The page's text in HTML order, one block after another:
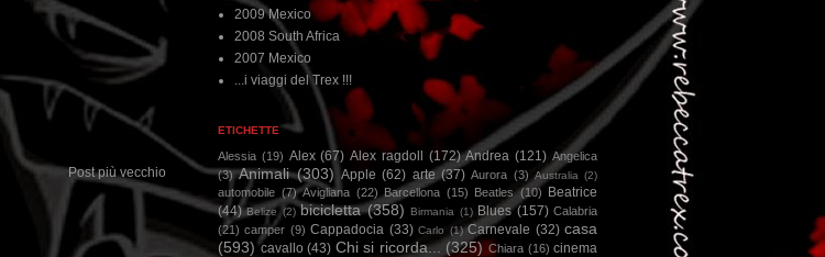
Post più vecchio
2009 Mexico
2008 South Africa
2007 Mexico
...i viaggi del Trex !!!
ETICHETTE
Alessia (19) Alex (67) Alex ragdoll (172) Andrea (121) Angelica
(3) Animali (303) Apple (62) arte (37) Aurora (3) Australia (2)
automobile (7) Avigliana (22) Barcellona (15) Beatles (10)
Beatrice
(44) Belize (2) bicicletta (358) Birmania (1) Blues (157) Calabria
(21) camper (9) Cappadocia (33) Carlo (1) Carnevale (32) casa
(593) cavallo (43) Chi si ricorda... (325) Chiara (16) cinema